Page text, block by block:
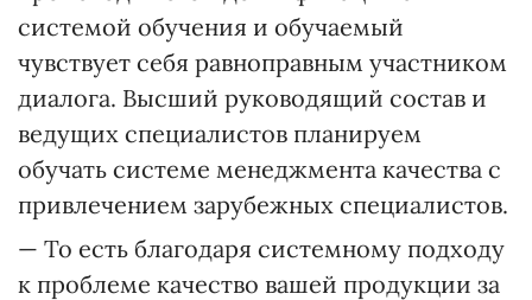
системой обучения и обучаемый
чувствует себя равноправным участником
диалога. Высший руководящий состав и
ведущих специалистов планируем
обучать системе менеджмента качества с
привлечением зарубежных специалистов.
— То есть благодаря системному подходу
к проблеме качество вашей продукции за